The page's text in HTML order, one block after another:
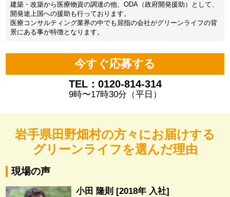
建築・改築から医療物資の調達の他、ODA（政府開発援助）として、
開発途上国への援助も行っております。
医療コンサルティング業界の中でも屈指の会社がグリーンライフの背
景にある事が特徴となります。
今すぐ応募する
TEL：0120-814-314
9時〜17時30分（平日）
岩手県田野畑村の方々にお届けする
グリーンライフを選んだ理由
現場の声
小田 隆則 [2018年 入社]